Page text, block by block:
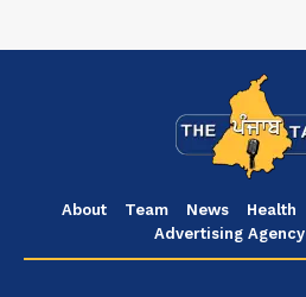
About Team News Health
Advertising Agency